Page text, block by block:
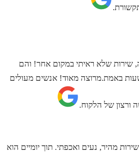
שירות שלא ראיתי במקום אחר! והם
את הסינגל תוך 24 שעות באמת.מרוצה מאוד! אנשים מעולים
ורצון של הלקוח.
מהיר, נעים ואכפתי. תוך יומיים הוא